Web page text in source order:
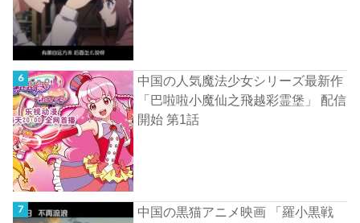
中国の人気魔法少女シリーズ最新作
「巴啦啦小魔仙之飛越彩霊堡」 配信
開始 第1話
中国の黒猫アニメ映画 「羅小黒戦